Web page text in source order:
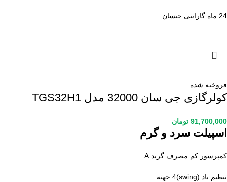
24 ماه گارانتی جیسان
فروخته شده
کولرگازی جی سان 32000 مدل TGS32H1
91,700,000 تومان
اسپیلت سرد و گرم
کمپرسور کم مصرف گرید A
تنظیم باد (swing)4 جهته